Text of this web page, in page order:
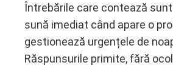
Întrebările care contează
sună imediat când apare o
gestionează urgențele de
Răspunsurile primite, fără